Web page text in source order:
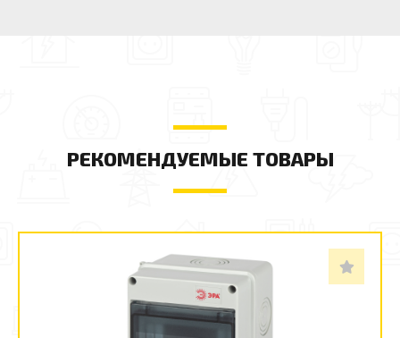
РЕКОМЕНДУЕМЫЕ ТОВАРЫ